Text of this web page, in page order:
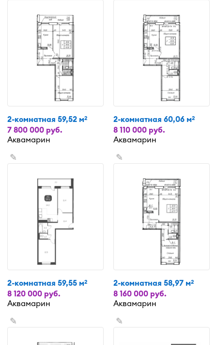
2-комнатная 59,52 м2
7 800 000 руб.
Аквамарин
2-комнатная 60,06 м2
8 110 000 руб.
Аквамарин
✎
2-комнатная 59,55 м2
8 120 000 руб.
Аквамарин
✎
2-комнатная 58,97 м2
8 160 000 руб.
Аквамарин
✎ ✎